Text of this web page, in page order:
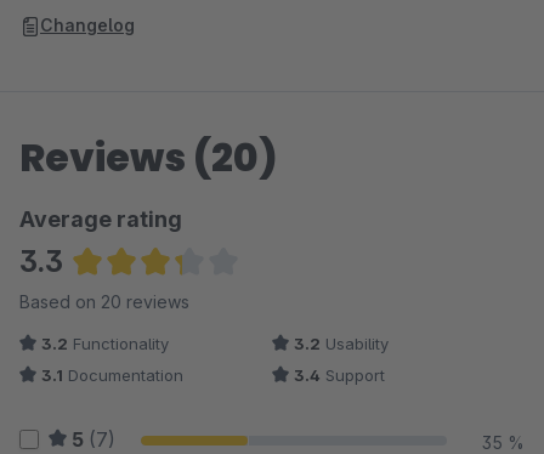
Changelog
Reviews (20)
Average rating
3.3
Average rating of 3.3 out of 5 stars
Based on 20 reviews
3.2 Functionality 3.2 Usability
3.1 Documentation 3.4 Support
5 (7) 35 %